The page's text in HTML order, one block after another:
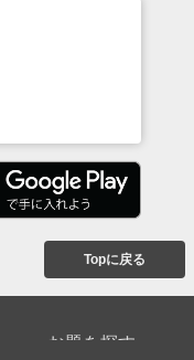
Topに戻る
お題を探す